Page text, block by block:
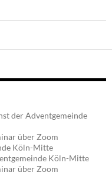
der Adventgemeinde
über Zoom
Köln-Mitte
Köln-Mitte
über Zoom